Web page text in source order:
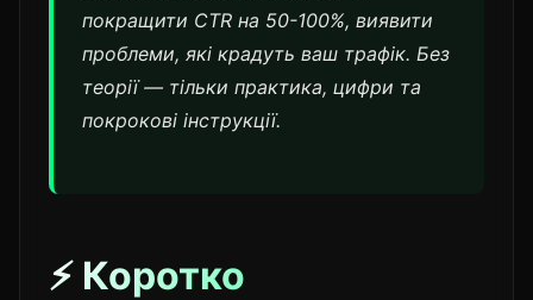
покращити CTR на 50-100%, виявити
проблеми, які крадуть ваш трафік. Без
теорії — тільки практика, цифри та
покрокові інструкції.
⚡ Коротко